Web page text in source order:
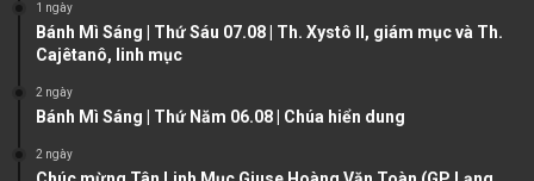
1 ngày
Bánh Mì Sáng | Thứ Sáu 07.08 | Th. Xystô II, giám mục và Th.
Cajêtanô, linh mục
2 ngày
Bánh Mì Sáng | Thứ Năm 06.08 | Chúa hiển dung
2 ngày